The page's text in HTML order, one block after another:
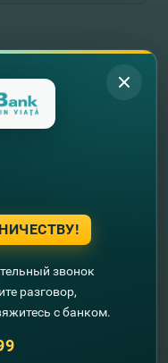
звонок
разговор,
с банком.